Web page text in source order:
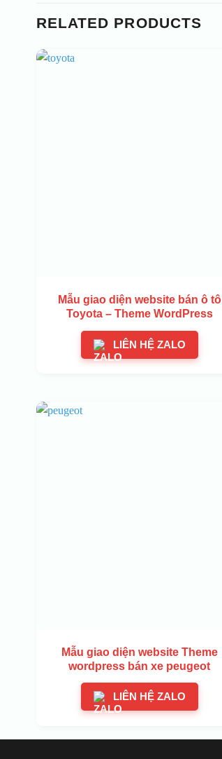
RELATED PRODUCTS
Mẫu giao diện website bán ô tô
Toyota – Theme WordPress
LIÊN HỆ ZALO
Mẫu giao diện website Theme
wordpress bán xe peugeot
LIÊN HỆ ZALO